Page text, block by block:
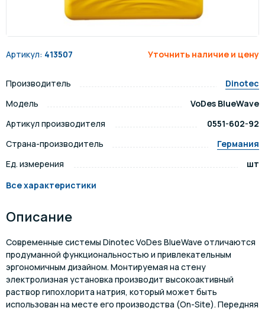
Артикул: 413507 Уточнить наличие и цену
Производитель
Dinotec
Модель
VoDes BlueWave
Артикул производителя
0551-602-92
Страна-производитель
Германия
Ед. измерения
шт
Все характеристики
Описание
Современные системы Dinotec VoDes BlueWave отличаются
продуманной функциональностью и привлекательным
эргономичным дизайном. Монтируемая на стену
электролизная установка производит высокоактивный
раствор гипохлорита натрия, который может быть
использован на месте его производства (On-Site). Передняя